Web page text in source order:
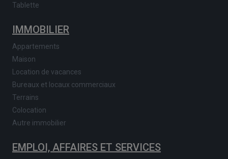
Tablette
IMMOBILIER
Appartements
Maison
Location de vacances
Bureaux et locaux commerciaux
Terrains
Colocation
Autre immobilier
EMPLOI, AFFAIRES ET SERVICES